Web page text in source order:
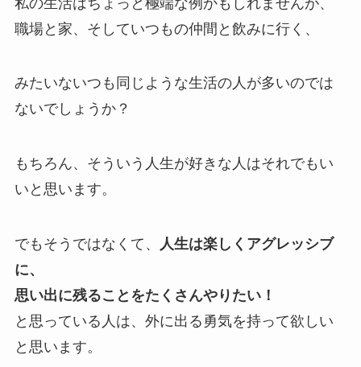
職場と家、そしていつもの仲間と飲みに行く、
みたいないつも同じような生活の人が多いのでは
ないでしょうか？
もちろん、そういう人生が好きな人はそれでもい
いと思います。
でもそうではなくて、
人生は楽しくアグレッシブ
に、
思い出に残ることをたくさんやりたい！
と思っている人は、外に出る勇気を持って欲しい
と思います。